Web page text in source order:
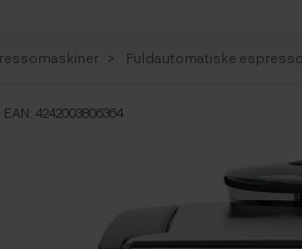
Fuldautomatiske
EAN: 4242003806364